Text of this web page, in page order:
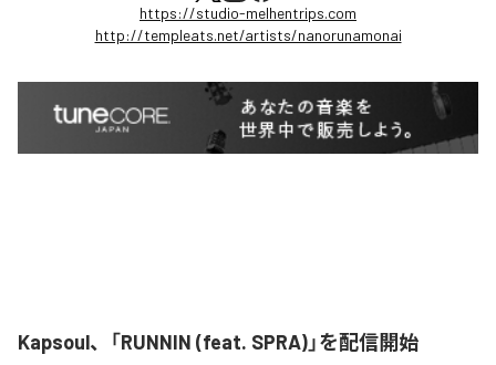
https://studio-melhentrips.com
http://templeats.net/artists/nanorunamonai
Kapsoul、「RUNNIN (feat. SPRA)」を配信開始